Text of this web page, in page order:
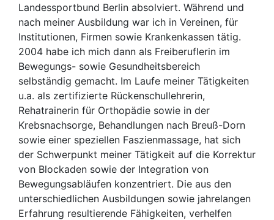
Landessportbund Berlin absolviert. Während und
nach meiner Ausbildung war ich in Vereinen, für
Institutionen, Firmen sowie Krankenkassen tätig.
2004 habe ich mich dann als Freiberuflerin im
Bewegungs- sowie Gesundheitsbereich
selbständig gemacht. Im Laufe meiner Tätigkeiten
u.a. als zertifizierte Rückenschullehrerin,
Rehatrainerin für Orthopädie sowie in der
Krebsnachsorge, Behandlungen nach Breuß-Dorn
sowie einer speziellen Faszienmassage, hat sich
der Schwerpunkt meiner Tätigkeit auf die Korrektur
von Blockaden sowie der Integration von
Bewegungsabläufen konzentriert. Die aus den
unterschiedlichen Ausbildungen sowie jahrelangen
Erfahrung resultierende Fähigkeiten, verhelfen